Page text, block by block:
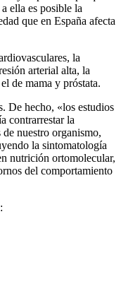
ella es posible la
que en España afecta
la
arterial alta, la
de mama y próstata.
De hecho, «los estudios
contrarrestar la
nuestro organismo,
la sintomatología
nutrición ortomolecular,
del comportamiento